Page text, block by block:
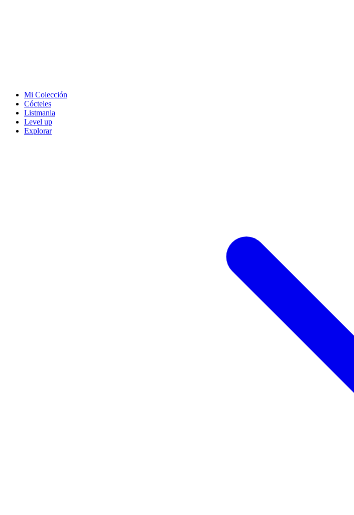
Mi Colección
Cócteles
Listmania
Level up
Explorar